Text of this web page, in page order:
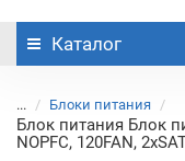
Каталог
... Блоки питания
Блок питания Блок
NOPFC, 120FAN,